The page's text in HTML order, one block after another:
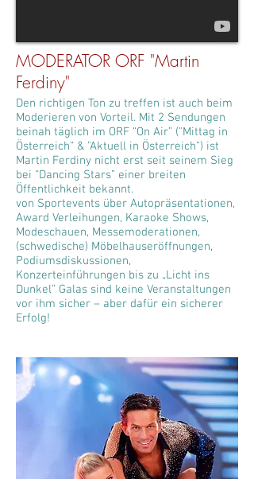
MODERATOR ORF "Martin
Ferdiny"
Den richtigen Ton zu treffen ist auch beim
Moderieren von Vorteil. Mit 2 Sendungen
beinah täglich im ORF “On Air” ("Mittag in
Österreich“ & "Aktuell in Österreich") ist
Martin Ferdiny nicht erst seit seinem Sieg
bei “Dancing Stars” einer breiten
Öffentlichkeit bekannt.
von Sportevents über Autopräsentationen,
Award Verleihungen, Karaoke Shows,
Modeschauen, Messemoderationen,
(schwedische) Möbelhauseröffnungen,
Podiumsdiskussionen,
Konzerteinführungen bis zu „Licht ins
Dunkel” Galas sind keine Veranstaltungen
vor ihm sicher – aber dafür ein sicherer
Erfolg!